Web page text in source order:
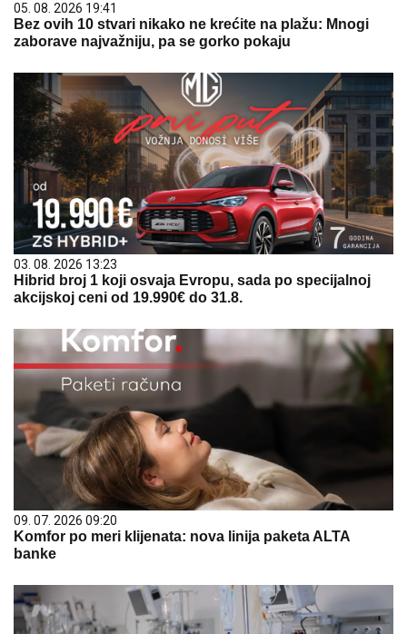
05. 08. 2026 19:41
Bez ovih 10 stvari nikako ne krećite na plažu: Mnogi
zaborave najvažniju, pa se gorko pokaju
03. 08. 2026 13:23
Hibrid broj 1 koji osvaja Evropu, sada po specijalnoj
akcijskoj ceni od 19.990€ do 31.8.
09. 07. 2026 09:20
Komfor po meri klijenata: nova linija paketa ALTA
banke